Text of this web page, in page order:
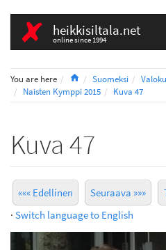
heikkisiltala.net
online since 1994
You are here HomeSuomeksi
Naisten Kymppi 2015
Kuva 47
Kuva 47
««« Edellinen Seuraava »»»
· Switch language to English